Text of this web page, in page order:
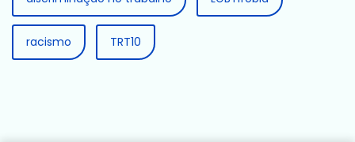
racismo TRT10